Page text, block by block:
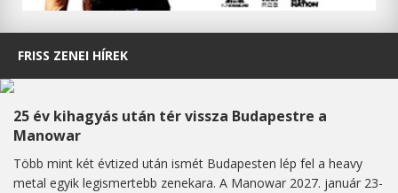
FRISS ZENEI HÍREK
25 év kihagyás után tér vissza Budapestre a
Manowar
Több mint két évtized után ismét Budapesten lép fel a heavy
metal egyik legismertebb zenekara. A Manowar 2027. január 23-